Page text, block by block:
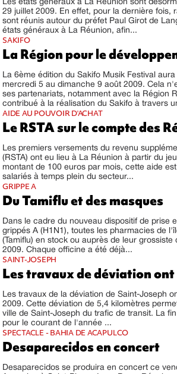
Les états généraux à La Réunion sont
29 juillet 2009. En effet, pour la dernière fois,
sont réunis autour du préfet Paul Girot de
états généraux à La Réunion, afin...
SAKIFO
La Région pour le
La 6ème édition du Sakifo Musik Festival
mercredi 5 au dimanche 9 août 2009. Cela
ses partenariats, notamment avec la Région
contribué à la réalisation du Sakifo à travers
AIDE AU POUVOIR D'ACHAT
Le RSTA sur le compte des
Les premiers versements du revenu
(RSTA) ont eu lieu à La Réunion à partir du
montant de 100 euros par mois, cette aide
salariés à temps plein du secteur...
GRIPPE A
Du Tamiflu et des masques
Dans le cadre du nouveau dispositif de prise
grippés A (H1N1), toutes les pharmacies de
(Tamiflu) en stock ou auprès de leur
2009. Chaque officine a été déjà...
SAINT-JOSEPH
Les travaux de déviation
Les travaux de la déviation de Saint-Joseph
2009. Cette déviation de 5,4 kilomètres
ville de Saint-Joseph du trafic de transit. La
pour le courant de l'année ...
SPECTACLE - BAHIA DE ACAPULCO
Desaparecidos en concert
Desaparecidos se produira en concert ce